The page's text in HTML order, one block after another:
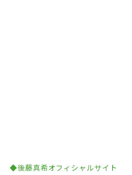
◆後藤真希オフィシャルサイト